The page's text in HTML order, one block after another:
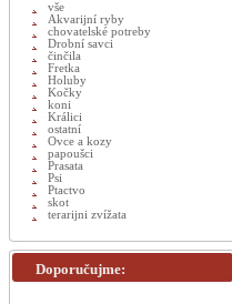
vše
Akvarijní ryby
chovatelské potreby
Drobní savci
činčila
Fretka
Holuby
Kočky
koni
Králici
ostatní
Ovce a kozy
papoušci
Prasata
Psi
Ptactvo
skot
terarijni zvížata
Doporučujme: